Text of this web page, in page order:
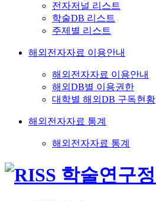
전자저널 리스트
학술DB 리스트
주제별 리스트
해외전자자료 이용안내
해외전자자료 이용안내
해외DB별 이용권한
대학별 해외DB 구독현황
해외전자자료 통계
해외전자자료 통계